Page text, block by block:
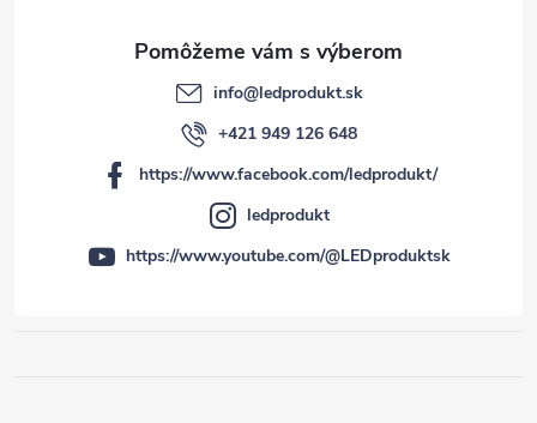
info@ledprodukt.sk
+421 949 126 648
https://www.facebook.com/ledprodukt/
ledprodukt
https://www.youtube.com/@LEDproduktsk